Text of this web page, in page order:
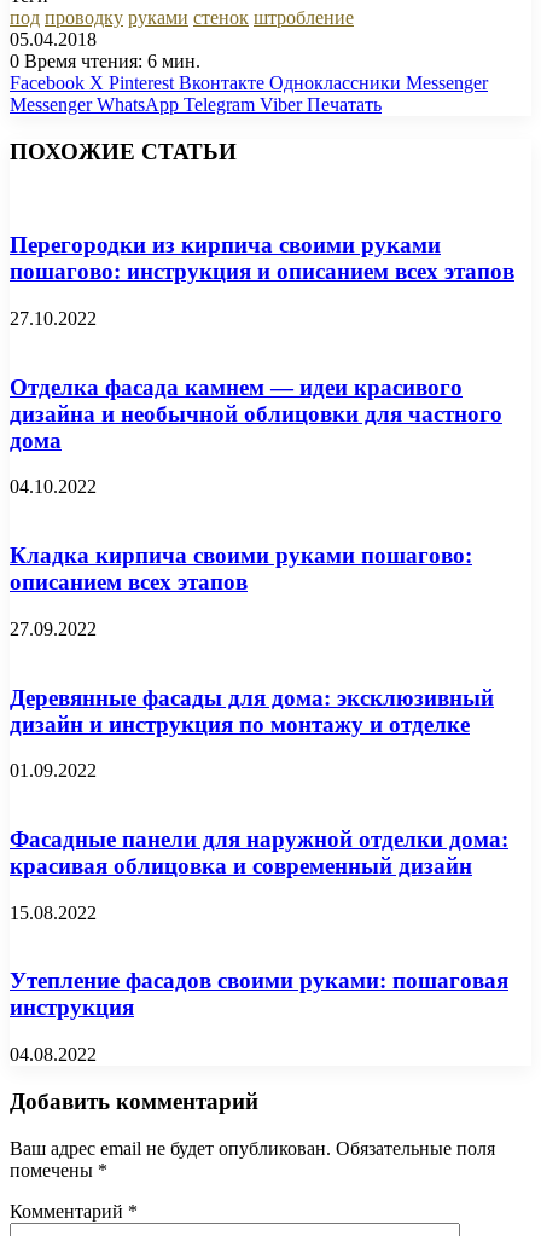
под проводку руками стенок штробление
05.04.2018
0 Время чтения: 6 мин.
Facebook X Pinterest Вконтакте Одноклассники Messenger
Messenger WhatsApp Telegram Viber Печатать
ПОХОЖИЕ СТАТЬИ
Перегородки из кирпича своими руками
пошагово: инструкция и описанием всех этапов
27.10.2022
Отделка фасада камнем — идеи красивого
дизайна и необычной облицовки для частного
дома
04.10.2022
Кладка кирпича своими руками пошагово:
описанием всех этапов
27.09.2022
Деревянные фасады для дома: эксклюзивный
дизайн и инструкция по монтажу и отделке
01.09.2022
Фасадные панели для наружной отделки дома:
красивая облицовка и современный дизайн
15.08.2022
Утепление фасадов своими руками: пошаговая
инструкция
04.08.2022
Добавить комментарий
Ваш адрес email не будет опубликован. Обязательные поля
помечены *
Комментарий *